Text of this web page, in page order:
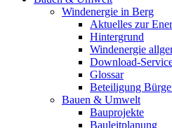
Windenergie in Berg
Aktuelles zur
Hintergrund
Windenergie
Download-
Glossar
Beteiligung
Bauen & Umwelt
Bauprojekte
Bauleitplanung